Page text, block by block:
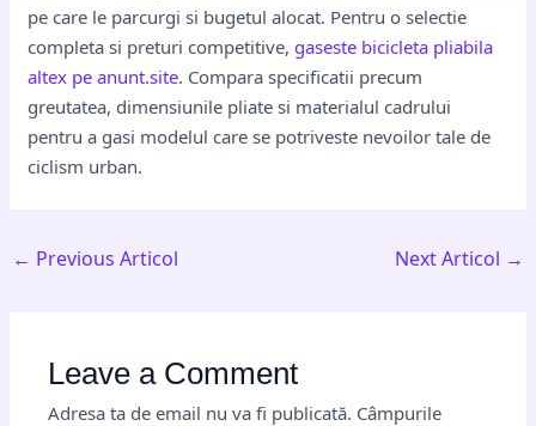
pe care le parcurgi si bugetul alocat. Pentru o selectie
completa si preturi competitive,gaseste bicicleta pliabila
altex pe anunt.site. Compara specificatii precum
greutatea, dimensiunile pliate si materialul cadrului
pentru a gasi modelul care se potriveste nevoilor tale de
ciclism urban.
← Previous Articol Next Articol →
Leave a Comment
Adresa ta de email nu va fi publicată. Câmpurile